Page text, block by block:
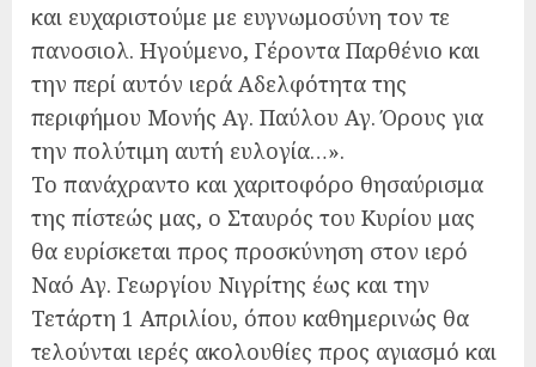
και ευχαριστούμε με ευγνωμοσύνη τον τε
πανοσιολ. Ηγούμενο, Γέροντα Παρθένιο και
την περί αυτόν ιερά Αδελφότητα της
περιφήμου Μονής Αγ. Παύλου Αγ. Όρους για
την πολύτιμη αυτή ευλογία…».
Το πανάχραντο και χαριτοφόρο θησαύρισμα
της πίστεώς μας, ο Σταυρός του Κυρίου μας
θα ευρίσκεται προς προσκύνηση στον ιερό
Ναό Αγ. Γεωργίου Νιγρίτης έως και την
Τετάρτη 1 Απριλίου, όπου καθημερινώς θα
τελούνται ιερές ακολουθίες προς αγιασμό και